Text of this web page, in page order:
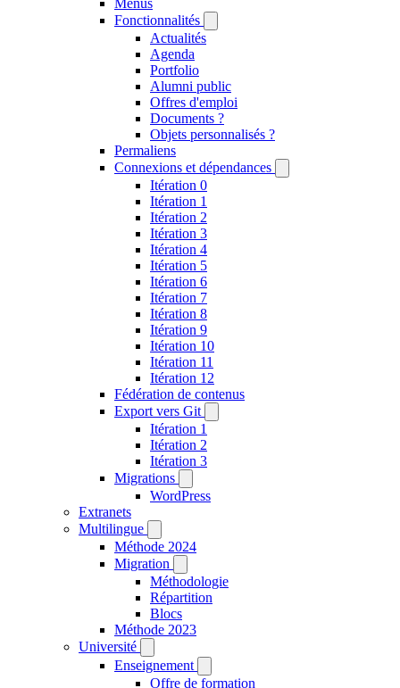
Menus
Fonctionnalités
Actualités
Agenda
Portfolio
Alumni public
Offres d'emploi
Documents ?
Objets personnalisés ?
Permaliens
Connexions et dépendances
Itération 0
Itération 1
Itération 2
Itération 3
Itération 4
Itération 5
Itération 6
Itération 7
Itération 8
Itération 9
Itération 10
Itération 11
Itération 12
Fédération de contenus
Export vers Git
Itération 1
Itération 2
Itération 3
Migrations
WordPress
Extranets
Multilingue
Méthode 2024
Migration
Méthodologie
Répartition
Blocs
Méthode 2023
Université
Enseignement
Offre de formation